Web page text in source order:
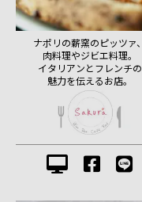
ナポリの薪窯のピッツァ、
肉料理やジビエ料理。
イタリアンとフレンチの
魅力を伝えるお店。